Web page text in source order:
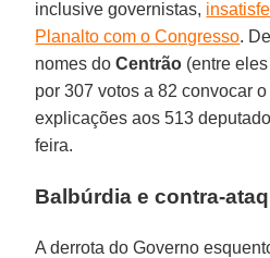
inclusive governistas,
Planalto com o Congresso.
nomes doCentrão (entre eles
por 307 votos a 82 convocar
explicações aos 513
feira.
Balbúrdia e contra-
A derrota do Governo